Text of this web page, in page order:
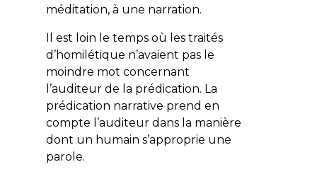
méditation, à une narration.
Il est loin le temps où les traités
d’homilétique n’avaient pas le
moindre mot concernant
l’auditeur de la prédication. La
prédication narrative prend en
compte l’auditeur dans la manière
dont un humain s’approprie une
parole.